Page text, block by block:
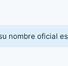
nombre oficial es